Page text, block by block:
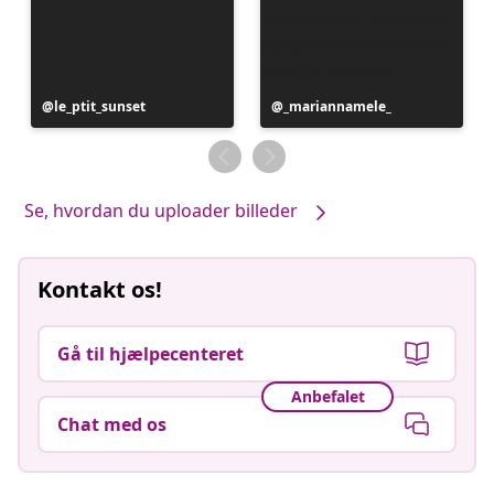
Opslag
offentliggjort
le_ptit_sunset
Opslag
offentliggjort
af
_mariannamele_
Se, hvordan du uploader billeder
Kontakt os!
Gå til hjælpecenteret
Anbefalet
Chat med os